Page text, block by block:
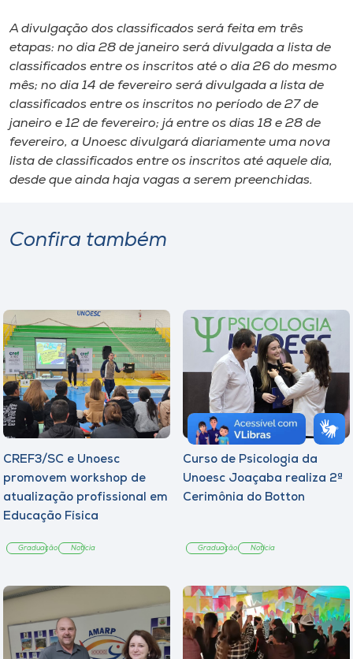
A divulgação dos classificados será feita em três
etapas: no dia 28 de janeiro será divulgada a lista de
classificados entre os inscritos até o dia 26 do mesmo
mês; no dia 14 de fevereiro será divulgada a lista de
classificados entre os inscritos no período de 27 de
janeiro e 12 de fevereiro; já entre os dias 18 e 28 de
fevereiro, a Unoesc divulgará diariamente uma nova
lista de classificados entre os inscritos até aquele dia,
desde que ainda haja vagas a serem preenchidas.
Confira também
CREF3/SC e Unoesc
promovem workshop de
atualização profissional em
Educação Física
Graduação Notícia
Curso de Psicologia da
Unoesc Joaçaba realiza 2ª
Cerimônia do Botton
Graduação Notícia